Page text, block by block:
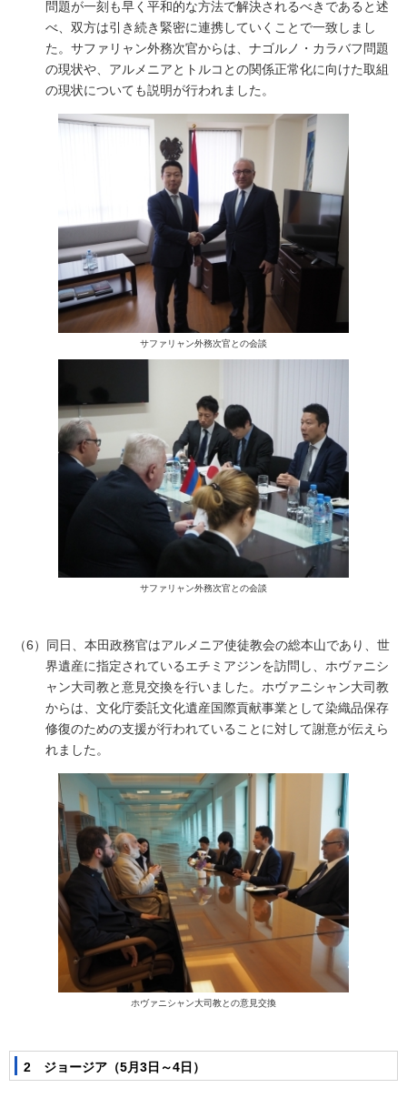
サファリャン外務次官との会談
サファリャン外務次官との会談
問題が一刻も早く平和的な方法で解決されるべきであると述
べ、双方は引き続き緊密に連携していくことで一致しまし
た。サファリャン外務次官からは、ナゴルノ・カラバフ問題
の現状や、アルメニアとトルコとの関係正常化に向けた取組
の現状についても説明が行われました。
ホヴァニシャン大司教との意見交換
（6）同日、本田政務官はアルメニア使徒教会の総本山であり、世
界遺産に指定されているエチミアジンを訪問し、ホヴァニシ
ャン大司教と意見交換を行いました。ホヴァニシャン大司教
からは、文化庁委託文化遺産国際貢献事業として染織品保存
修復のための支援が行われていることに対して謝意が伝えら
れました。
2 ジョージア（5月3日～4日）